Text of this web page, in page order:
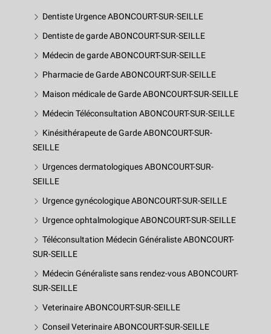
Dentiste Urgence ABONCOURT-SUR-SEILLE
Dentiste de garde ABONCOURT-SUR-SEILLE
Médecin de garde ABONCOURT-SUR-SEILLE
Pharmacie de Garde ABONCOURT-SUR-SEILLE
Maison médicale de Garde ABONCOURT-SUR-SEILLE
Médecin Téléconsultation ABONCOURT-SUR-SEILLE
Kinésithérapeute de Garde ABONCOURT-SUR-
SEILLE
Urgences dermatologiques ABONCOURT-SUR-
SEILLE
Urgence gynécologique ABONCOURT-SUR-SEILLE
Urgence ophtalmologique ABONCOURT-SUR-SEILLE
Téléconsultation Médecin Généraliste ABONCOURT-
SUR-SEILLE
Médecin Généraliste sans rendez-vous ABONCOURT-
SUR-SEILLE
Veterinaire ABONCOURT-SUR-SEILLE
Conseil Veterinaire ABONCOURT-SUR-SEILLE